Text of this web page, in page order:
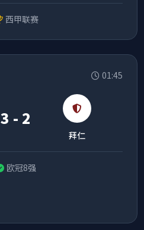
西甲联赛
01:45
3 - 2
拜仁
欧冠8强